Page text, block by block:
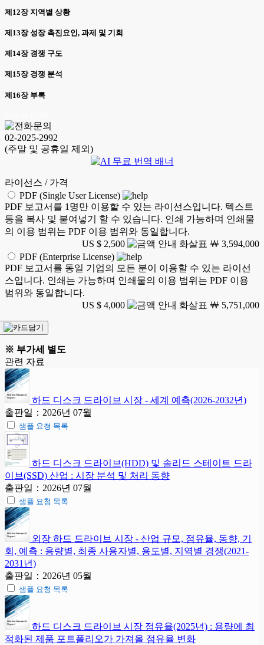
제12장 지역별 상황
제13장 성장 촉진요인, 과제 및 기회
제14장 경쟁 구도
제15장 경쟁 분석
제16장 부록
02-2025-2992
(주말 및 공휴일 제외)
라이선스 / 가격
PDF (Single User License)
PDF 보고서를 1명만 이용할 수 있는 라이선스입니다. 텍스트
등을 복사 및 붙여넣기 할 수 있습니다. 인쇄 가능하며 인쇄물
의 이용 범위는 PDF 이용 범위와 동일합니다.
US $ 2,500
￦ 3,594,000
PDF (Enterprise License)
PDF 보고서를 동일 기업의 모든 분이 이용할 수 있는 라이선
스입니다. 인쇄는 가능하며 인쇄물의 이용 범위는 PDF 이용
범위와 동일합니다.
US $ 4,000
￦ 5,751,000
※ 부가세 별도
관련 자료
하드 디스크 드라이브 시장 - 세계 예측(2026-2032년)
출판일：2026년 07월
샘플 요청 목록
하드 디스크 드라이브(HDD) 및 솔리드 스테이트 드라
이브(SSD) 산업 : 시장 분석 및 처리 동향
출판일：2026년 07월
샘플 요청 목록
외장 하드 드라이브 시장 - 산업 규모, 점유율, 동향, 기
회, 예측 : 용량별, 최종 사용자별, 용도별, 지역별 경쟁(2021-
2031년)
출판일：2026년 05월
샘플 요청 목록
하드 디스크 드라이브 시장 점유율(2025년) : 용량에 최
적화된 제품 포트폴리오가 가져올 점유율 변화